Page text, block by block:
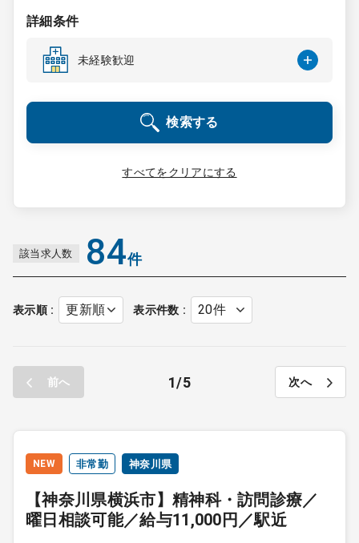
成功事例
転職ノウハウ
9:00 ～ 18:00（平日）
0120-337-613
採用をお考えの医療機関の方
詳細条件
未経験歓迎
検索する
すべてをクリアにする
該当求人数 84件
表示順 表示件数
前へ 1 5 次へ
NEW 非常勤 神奈川県
【神奈川県横浜市】精神科・訪問診療／
曜日相談可能／給与11,000円／駅近